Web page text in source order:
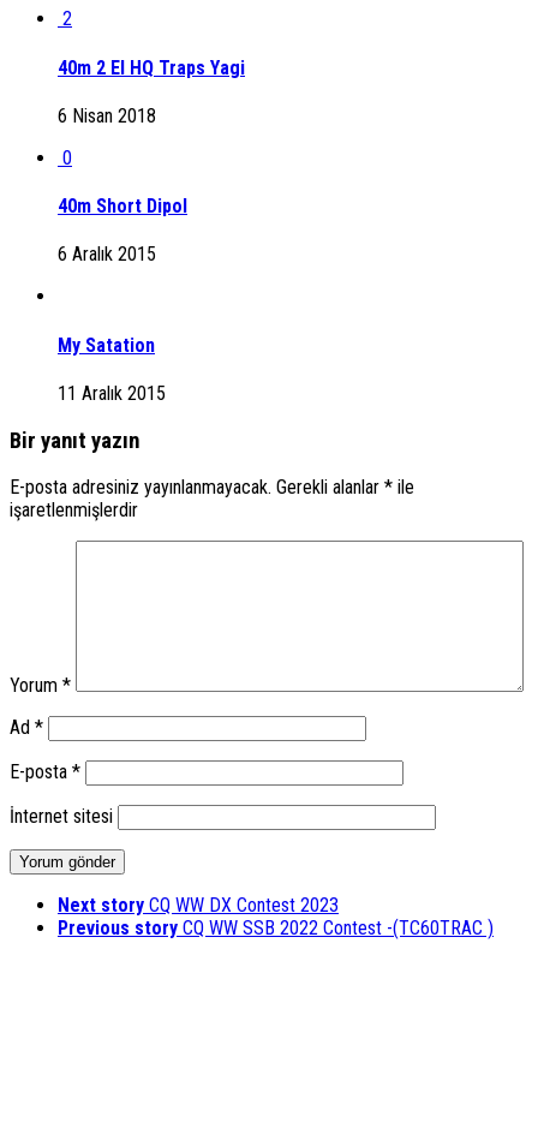
2
40m 2 El HQ Traps Yagi
6 Nisan 2018
0
40m Short Dipol
6 Aralık 2015
My Satation
11 Aralık 2015
Bir yanıt yazın
E-posta adresiniz yayınlanmayacak. Gerekli alanlar * ile
işaretlenmişlerdir
Yorum *
Ad *
E-posta *
İnternet sitesi
Next story CQ WW DX Contest 2023
Previous story CQ WW SSB 2022 Contest -(TC60TRAC )